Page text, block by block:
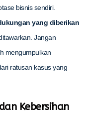
bisnis sendiri.
yang diberikan
Jangan
mengumpulkan
ratusan kasus yang
Kebersihan